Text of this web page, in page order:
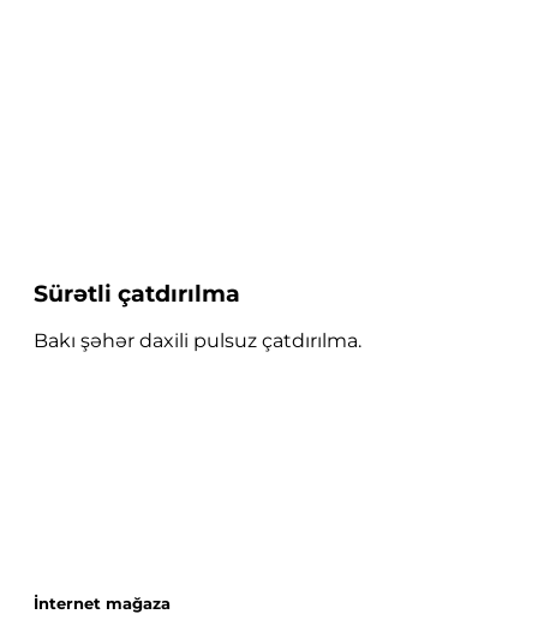
Sürətli çatdırılma
Bakı şəhər daxili pulsuz çatdırılma.
İnternet mağaza